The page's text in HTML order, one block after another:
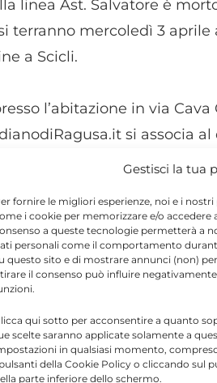
Gestisci la tua
fornire le migliori esperienze, noi e i
i cookie per memorizzare e/o accedere
a queste tecnologie permetterà a
personali come il comportamento
questo sito e di mostrare annunci (non)
il consenso può influire
qui sotto per acconsentire a quanto
scelte saranno applicate solamente a
in qualsiasi momento,
della Cookie Policy o cliccando sul
parte inferiore dello schermo.
linea Ast. Salvatore è
mercoledì 3 aprile
a Scicli.
l’abitazione in via Cava
si associa
Send Share
IN CRONACA
è composta da giornalisti,